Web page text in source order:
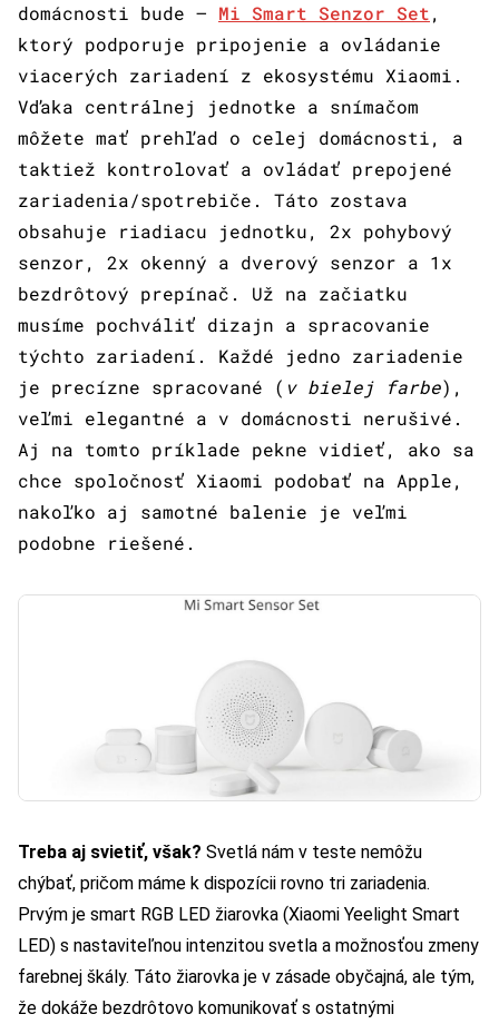
domácnosti bude – Mi Smart Senzor Set,
ktorý podporuje pripojenie a ovládanie
viacerých zariadení z ekosystému Xiaomi.
Vďaka centrálnej jednotke a snímačom
môžete mať prehľad o celej domácnosti, a
taktiež kontrolovať a ovládať prepojené
zariadenia/spotrebiče. Táto zostava
obsahuje riadiacu jednotku, 2x pohybový
senzor, 2x okenný a dverový senzor a 1x
bezdrôtový prepínač. Už na začiatku
musíme pochváliť dizajn a spracovanie
týchto zariadení. Každé jedno zariadenie
je precízne spracované ( v bielej farbe),
veľmi elegantné a v domácnosti nerušivé.
Aj na tomto príklade pekne vidieť, ako sa
chce spoločnosť Xiaomi podobať na Apple,
nakoľko aj samotné balenie je veľmi
podobne riešené.
Treba aj svietiť, však? Svetlá nám v teste nemôžu
chýbať, pričom máme k dispozícii rovno tri zariadenia.
Prvým je smart RGB LED žiarovka (Xiaomi Yeelight Smart
LED) s nastaviteľnou intenzitou svetla a možnosťou zmeny
farebnej škály. Táto žiarovka je v zásade obyčajná, ale tým,
že dokáže bezdrôtovo komunikovať s ostatnými